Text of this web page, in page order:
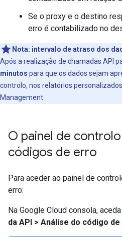
Se o proxy e o destino
erro é contabilizado no
Nota: intervalo de atraso dos
Após a realização de chamadas API
minutos para que os dados sejam
controlo, nos relatórios
Management.
O painel de
códigos de erro
Para aceder ao painel de
erro:
Na Google Cloud consola,
da API > Análise do código